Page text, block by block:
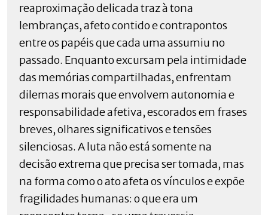
reaproximação delicada traz à tona
lembranças, afeto contido e contrapontos
entre os papéis que cada uma assumiu no
passado. Enquanto excursam pela intimidade
das memórias compartilhadas, enfrentam
dilemas morais que envolvem autonomia e
responsabilidade afetiva, escorados em frases
breves, olhares significativos e tensões
silenciosas. A luta não está somente na
decisão extrema que precisa ser tomada, mas
na forma como o ato afeta os vínculos e expõe
fragilidades humanas: o que era um